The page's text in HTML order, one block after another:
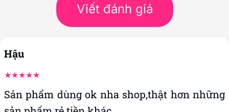
Viết đánh giá
Hậu
Sản phẩm dùng ok nha shop,thật hơn những
sản phẩm rẻ tiền khác